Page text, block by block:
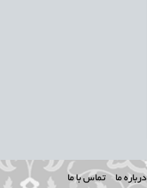
درباره ما تماس با ما